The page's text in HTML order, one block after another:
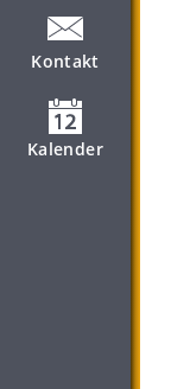
Kontakt
Kalender